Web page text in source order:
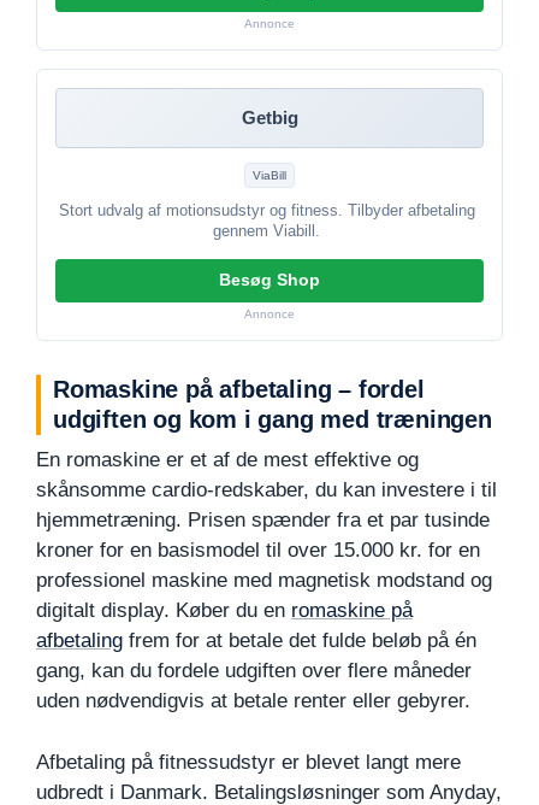
Annonce
Getbig
ViaBill
Stort udvalg af motionsudstyr og fitness. Tilbyder afbetaling
gennem Viabill.
Besøg Shop
Annonce
Romaskine på afbetaling – fordel
udgiften og kom i gang med træningen
En romaskine er et af de mest effektive og
skånsomme cardio-redskaber, du kan investere i til
hjemmetræning. Prisen spænder fra et par tusinde
kroner for en basismodel til over 15.000 kr. for en
professionel maskine med magnetisk modstand og
digitalt display. Køber du en romaskine på
afbetaling frem for at betale det fulde beløb på én
gang, kan du fordele udgiften over flere måneder
uden nødvendigvis at betale renter eller gebyrer.
Afbetaling på fitnessudstyr er blevet langt mere
udbredt i Danmark. Betalingsløsninger som Anyday,